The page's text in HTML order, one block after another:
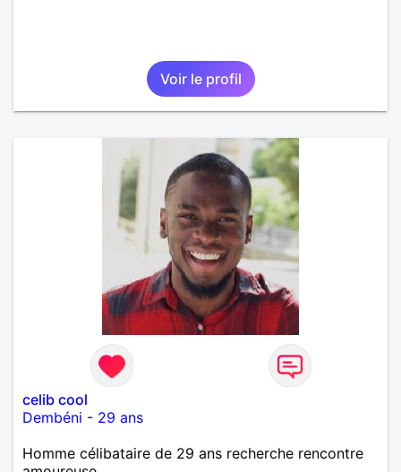
Voir le profil
celib cool
Dembéni - 29 ans
Homme célibataire de 29 ans recherche rencontre